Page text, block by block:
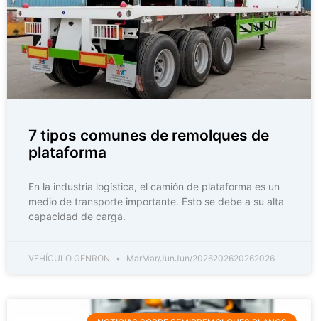
7 tipos comunes de remolques de
plataforma
En la industria logística, el camión de plataforma es un
medio de transporte importante. Esto se debe a su alta
capacidad de carga.
VEHÍCULO GENRON MarMar/JunJun/2026202620262026